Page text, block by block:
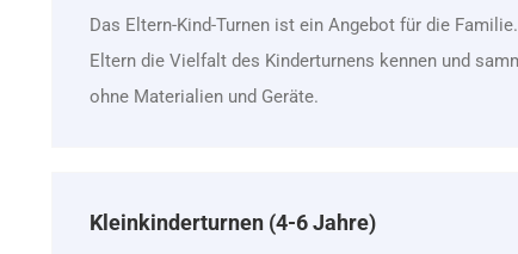
Das Eltern-Kind-Turnen ist ein Angebot für die
Eltern die Vielfalt des Kinderturnens kennen und
ohne Materialien und Geräte.
Kleinkinderturnen (4-6 Jahre)